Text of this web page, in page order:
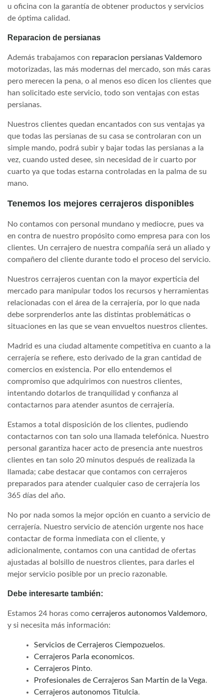
u oficina con la garantía de obtener productos y servicios
de óptima calidad.
Reparacion de persianas
Además trabajamos con reparacion persianas Valdemoro
motorizadas, las más modernas del mercado, son más caras
pero merecen la pena, o al menos eso dicen los clientes que
han solicitado este servicio, todo son ventajas con estas
persianas.
Nuestros clientes quedan encantados con sus ventajas ya
que todas las persianas de su casa se controlaran con un
simple mando, podrá subir y bajar todas las persianas a la
vez, cuando usted desee, sin necesidad de ir cuarto por
cuarto ya que todas estarna controladas en la palma de su
mano.
Tenemos los mejores cerrajeros disponibles
No contamos con personal mundano y mediocre, pues va
en contra de nuestro propósito como empresa para con los
clientes. Un cerrajero de nuestra compañía será un aliado y
compañero del cliente durante todo el proceso del servicio.
Nuestros cerrajeros cuentan con la mayor experticia del
mercado para manipular todos los recursos y herramientas
relacionadas con el área de la cerrajería, por lo que nada
debe sorprenderlos ante las distintas problemáticas o
situaciones en las que se vean envueltos nuestros clientes.
Madrid es una ciudad altamente competitiva en cuanto a la
cerrajería se refiere, esto derivado de la gran cantidad de
comercios en existencia. Por ello entendemos el
compromiso que adquirimos con nuestros clientes,
intentando dotarlos de tranquilidad y confianza al
contactarnos para atender asuntos de cerrajería.
Estamos a total disposición de los clientes, pudiendo
contactarnos con tan solo una llamada telefónica. Nuestro
personal garantiza hacer acto de presencia ante nuestros
clientes en tan solo 20 minutos después de realizada la
llamada; cabe destacar que contamos con cerrajeros
preparados para atender cualquier caso de cerrajería los
365 días del año.
No por nada somos la mejor opción en cuanto a servicio de
cerrajería. Nuestro servicio de atención urgente nos hace
contactar de forma inmediata con el cliente, y
adicionalmente, contamos con una cantidad de ofertas
ajustadas al bolsillo de nuestros clientes, para darles el
mejor servicio posible por un precio razonable.
Debe interesarte también:
Estamos 24 horas como cerrajeros autonomos Valdemoro,
y si necesita más información:
Servicios de Cerrajeros Ciempozuelos.
Cerrajeros Parla economicos.
Cerrajeros Pinto.
Profesionales de Cerrajeros San Martin de la Vega.
Cerrajeros autonomos Titulcia.